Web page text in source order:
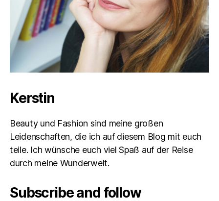
Kerstin
Beauty und Fashion sind meine großen
Leidenschaften, die ich auf diesem Blog mit euch
teile. Ich wünsche euch viel Spaß auf der Reise
durch meine Wunderwelt.
Subscribe and follow